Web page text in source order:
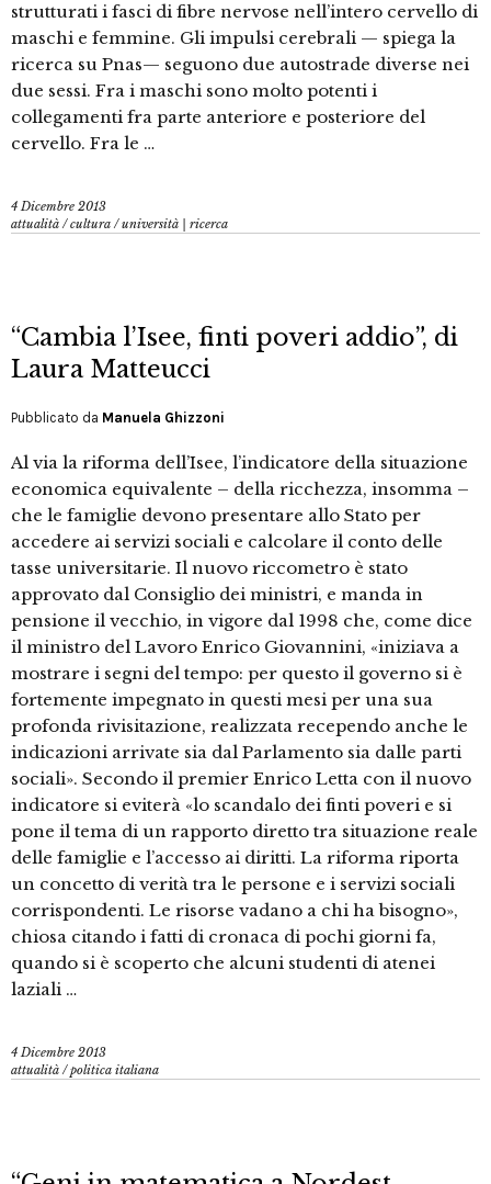
strutturati i fasci di fibre nervose nell’intero cervello di
maschi e femmine. Gli impulsi cerebrali — spiega la
ricerca su Pnas— seguono due autostrade diverse nei
due sessi. Fra i maschi sono molto potenti i
collegamenti fra parte anteriore e posteriore del
cervello. Fra le …
4 Dicembre 2013
attualità /cultura /università | ricerca
“Cambia l’Isee, finti poveri addio”, di
Laura Matteucci
Pubblicato da Manuela Ghizzoni
Al via la riforma dell’Isee, l’indicatore della situazione
economica equivalente – della ricchezza, insomma –
che le famiglie devono presentare allo Stato per
accedere ai servizi sociali e calcolare il conto delle
tasse universitarie. Il nuovo riccometro è stato
approvato dal Consiglio dei ministri, e manda in
pensione il vecchio, in vigore dal 1998 che, come dice
il ministro del Lavoro Enrico Giovannini, «iniziava a
mostrare i segni del tempo: per questo il governo si è
fortemente impegnato in questi mesi per una sua
profonda rivisitazione, realizzata recependo anche le
indicazioni arrivate sia dal Parlamento sia dalle parti
sociali». Secondo il premier Enrico Letta con il nuovo
indicatore si eviterà «lo scandalo dei finti poveri e si
pone il tema di un rapporto diretto tra situazione reale
delle famiglie e l’accesso ai diritti. La riforma riporta
un concetto di verità tra le persone e i servizi sociali
corrispondenti. Le risorse vadano a chi ha bisogno»,
chiosa citando i fatti di cronaca di pochi giorni fa,
quando si è scoperto che alcuni studenti di atenei
laziali …
4 Dicembre 2013
attualità /politica italiana